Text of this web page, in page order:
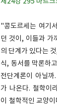
"콩도르세는 여기
던 것이, 이들과 가
의 단계가 있다는
식, 동서를 막론하
전단계론이 아닐
가 나온다. 철학이
이 철학적인 교양